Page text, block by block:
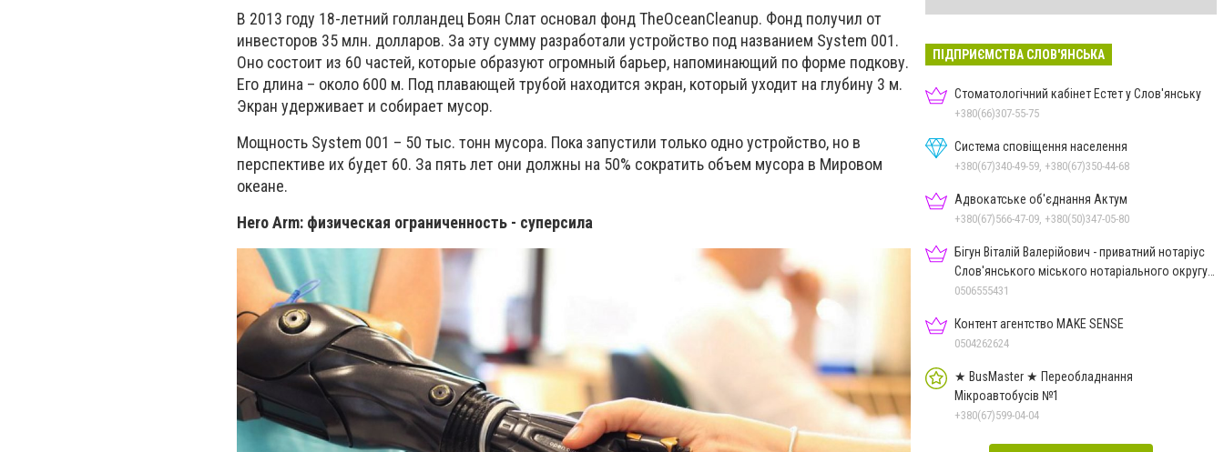
В 2013 году 18-летний голландец Боян Слат основал фондTheOceanCleanup. Фонд получил от
инвесторов 35 млн. долларов. За эту сумму разработали устройство под названием System 001.
Оно состоит из 60 частей, которые образуют огромный барьер, напоминающий по форме подкову.
Его длина – около 600 м. Под плавающей трубой находится экран, который уходит на глубину 3 м.
Экран удерживает и собирает мусор.
Мощность System 001 – 50 тыс. тонн мусора. Пока запустили только одно устройство, но в
перспективе их будет 60. За пять лет они должны на 50% сократить объем мусора в Мировом
океане.
Hero Arm: физическая ограниченность - суперсила
ПІДПРИЄМСТВА СЛОВ'ЯНСЬКА
Стоматологічний кабінет Естет у Слов'янську
+380(66)307-55-75
Система сповіщення населення
+380(67)340-49-59, +380(67)350-44-68
Адвокатське об'єднання Актум
+380(67)566-47-09, +380(50)347-05-80
Бігун Віталій Валерійович - приватний нотаріус
Слов'янського міського нотаріального округу
Дон.обл.
0506555431
Контент агентство MAKE SENSE
0504262624
★ BusMaster ★ Переобладнання
Мікроавтобусів №1
+380(67)599-04-04